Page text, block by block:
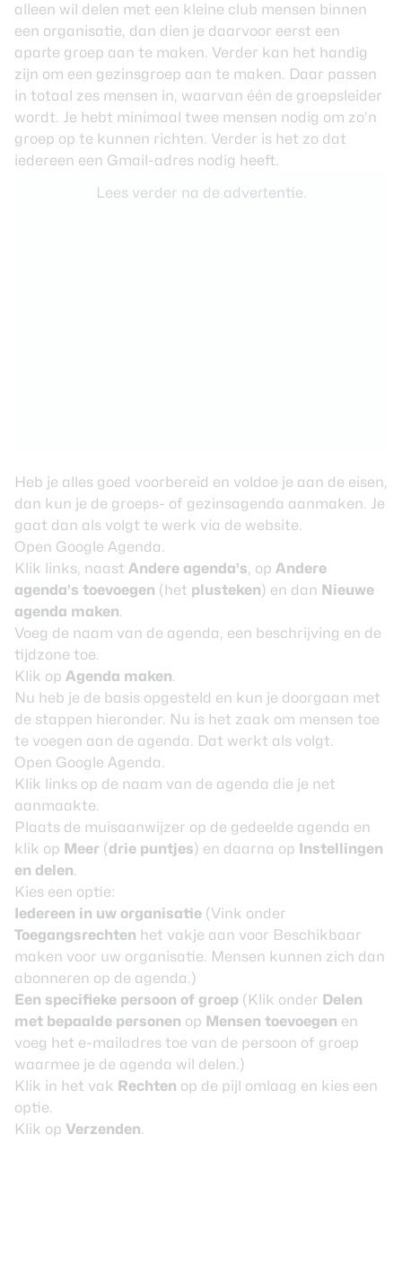
alleen wil delen met een kleine club mensen binnen
een organisatie, dan dien je daarvoor eerst een
aparte groep aan te maken. Verder kan het handig
zijn om een gezinsgroep aan te maken. Daar passen
in totaal zes mensen in, waarvan één de groepsleider
wordt. Je hebt minimaal twee mensen nodig om zo’n
groep op te kunnen richten. Verder is het zo dat
iedereen een Gmail-adres nodig heeft.
Lees verder na de advertentie.
Heb je alles goed voorbereid en voldoe je aan de eisen,
dan kun je de groeps- of gezinsagenda aanmaken. Je
gaat dan als volgt te werk via de website.
Open Google Agenda.
Klik links, naast Andere agenda’s, op Andere
agenda’s toevoegen (het plusteken) en dan Nieuwe
agenda maken.
Voeg de naam van de agenda, een beschrijving en de
tijdzone toe.
Klik op Agenda maken.
Nu heb je de basis opgesteld en kun je doorgaan met
de stappen hieronder. Nu is het zaak om mensen toe
te voegen aan de agenda. Dat werkt als volgt.
Open Google Agenda.
Klik links op de naam van de agenda die je net
aanmaakte.
Plaats de muisaanwijzer op de gedeelde agenda en
klik op Meer (drie puntjes) en daarna op Instellingen
en delen.
Kies een optie:
Iedereen in uw organisatie (Vink onder
Toegangsrechten het vakje aan voor Beschikbaar
maken voor uw organisatie. Mensen kunnen zich dan
abonneren op de agenda.)
Een specifieke persoon of groep (Klik onder Delen
met bepaalde personen op Mensen toevoegen en
voeg het e-mailadres toe van de persoon of groep
waarmee je de agenda wil delen.)
Klik in het vak Rechten op de pijl omlaag en kies een
optie.
Klik op Verzenden.